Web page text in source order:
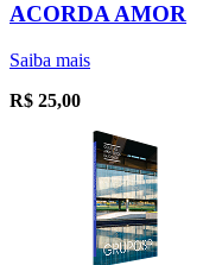
ACORDA AMOR
Saiba mais
R$ 25,00